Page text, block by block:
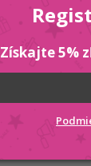
Získajte 5%